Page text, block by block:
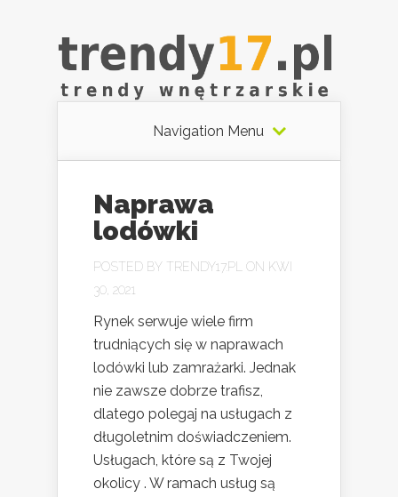
Navigation Menu
Naprawa
lodówki
POSTED BY TRENDY17.PL ON KWI
30, 2021
Rynek serwuje wiele firm
trudniących się w naprawach
lodówki lub zamrażarki. Jednak
nie zawsze dobrze trafisz,
dlatego polegaj na usługach z
długoletnim doświadczeniem.
Usługach, które są z Twojej
okolicy . W ramach usług są